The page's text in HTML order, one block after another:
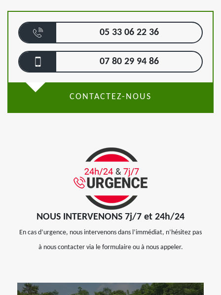
05 33 06 22 36
07 80 29 94 86
CONTACTEZ-NOUS
NOUS INTERVENONS 7j/7 et 24h/24
En cas d’urgence, nous intervenons dans l’immédiat, n’hésitez pas
à nous contacter via le formulaire ou à nous appeler.